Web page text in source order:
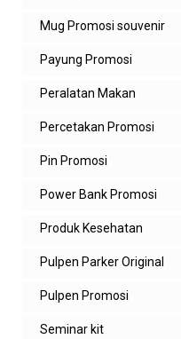
Mug Promosi souvenir
Payung Promosi
Peralatan Makan
Percetakan Promosi
Pin Promosi
Power Bank Promosi
Produk Kesehatan
Pulpen Parker Original
Pulpen Promosi
Seminar kit